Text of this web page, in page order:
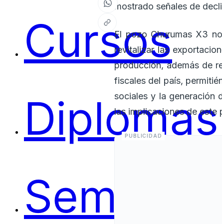
Cursos
Diplomas
mostrado señales de
El pozo Churumas X3
revitalizar las
producción, además de
fiscales del país,
sociales y la generación
las implicaciones de este